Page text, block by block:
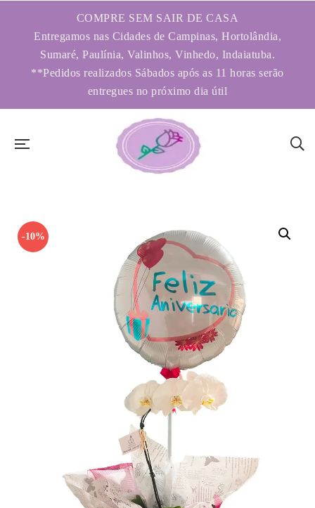
COMPRE SEM SAIR DE CASA
Entregamos nas Cidades de Campinas, Hortolândia,
Sumaré, Paulínia, Valinhos, Vinhedo, Indaiatuba.
**Pedidos realizados Sábados após as 11 horas serão
entregues no próximo dia útil
-10%